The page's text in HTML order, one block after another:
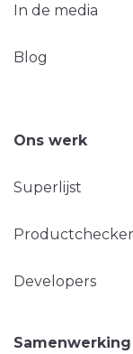
In de media
Blog
Ons werk
Superlijst
Productchecker
Developers
Samenwerking